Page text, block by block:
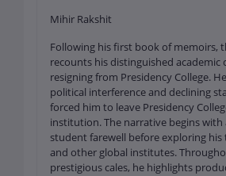
Mihir Rakshit
Following his first book of memoirs,
recounts his distinguished academic
resigning from Presidency College.
political interference and declining
forced him to leave Presidency
institution. The narrative begins with
student farewell before exploring his
and other global institutes.
prestigious cales, he highlights